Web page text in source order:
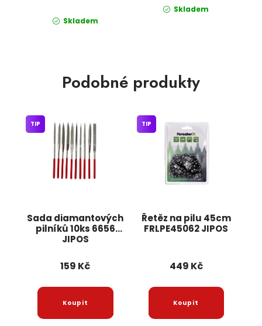
Skladem
Skladem
Podobné produkty
Sada diamantových
pilníků 10ks 6656
JIPOS
TIP
159 Kč
Řetěz na pilu 45cm
FRLPE45062 JIPOS
TIP
449 Kč